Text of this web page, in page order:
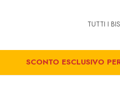
TUTTI I
SCONTO ESCLUSIVO